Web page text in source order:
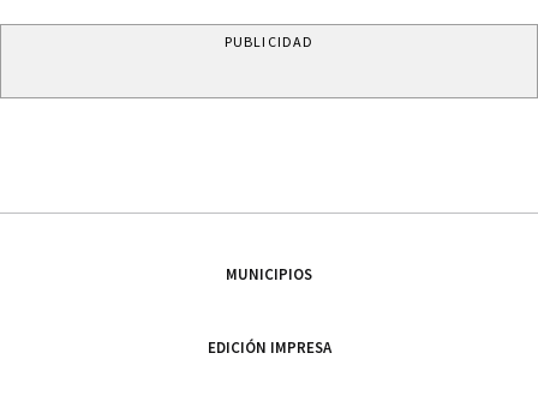
PUBLICIDAD
MUNICIPIOS
EDICIÓN IMPRESA